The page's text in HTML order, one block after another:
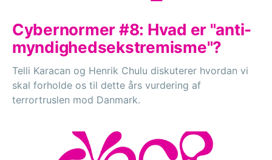
Cybernormer #8: Hvad er "anti-
myndighedsekstremisme"?
Telli Karacan og Henrik Chulu diskuterer hvordan vi
skal forholde os til dette års vurdering af
terrortruslen mod Danmark.